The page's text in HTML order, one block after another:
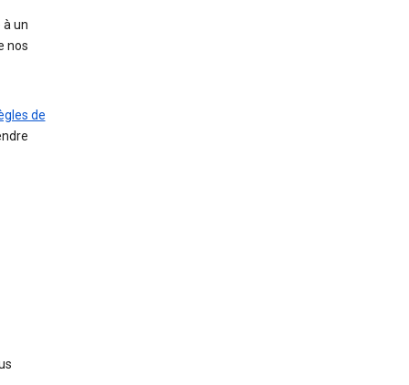
un
nos
de